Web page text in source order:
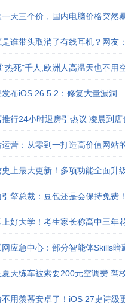
一天三个价，国内电脑价格突然
是谁带头取消了有线耳机？网友
"热死"千人,欧洲人高温天也不用
发布iOS 26.5.2：修复大量漏洞
推行24小时退房引热议 凌晨到
运营：从零到一打造高价值网站
史上最大更新！多项功能全面升
引擎总裁：豆包还是会保持免费！
上好大学！考生家长称高中三年
网应急中心：部分智能体Skills暗
夏天练车被索要200元空调费 驾
不用羡慕安卓了！iOS 27史诗级